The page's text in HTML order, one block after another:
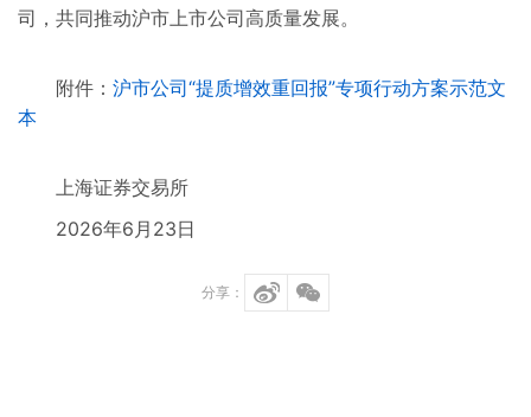
司，共同推动沪市上市公司高质量发展。
附件： 沪市公司“提质增效重回报”专项行动方案示范文
本
上海证券交易所
2026年6月23日
分享：